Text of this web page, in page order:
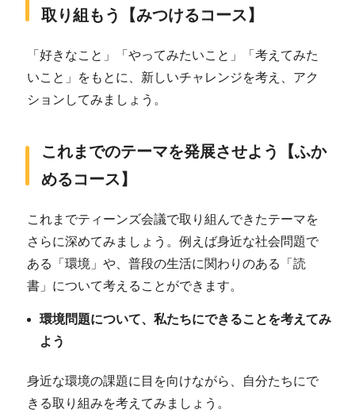
取り組もう【みつけるコース】
「好きなこと」「やってみたいこと」「考えてみた
いこと」をもとに、新しいチャレンジを考え、アク
ションしてみましょう。
これまでのテーマを発展させよう【ふか
めるコース】
これまでティーンズ会議で取り組んできたテーマを
さらに深めてみましょう。例えば身近な社会問題で
ある「環境」や、普段の生活に関わりのある「読
書」について考えることができます。
環境問題について、私たちにできることを考えてみ
よう
身近な環境の課題に目を向けながら、自分たちにで
きる取り組みを考えてみましょう。